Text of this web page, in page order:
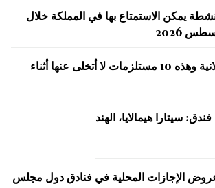
يمكن الاستمتاع بها في المملكة خلال
2026
أنا صيدلانية وهذه 10 مستلزمات لا أتخلى عنها أثناء
سيتارا هيمالايا، الهند
الإجازات المحلية في فنادق دول مجلس